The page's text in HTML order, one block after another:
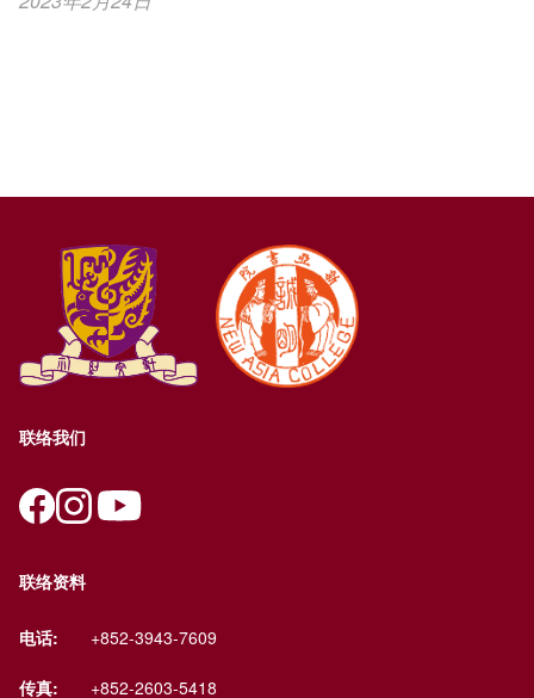
联络我们
联络资料
电话: +852-3943-7609
传真: +852-2603-5418